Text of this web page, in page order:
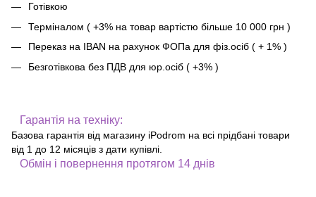
Готівкою
Терміналом ( +3% на товар вартістю більше 10 000 грн )
Переказ на IBAN на рахунок ФОПа для фіз.осіб ( + 1% )
Безготівкова без ПДВ для юр.осіб ( +3% )
Гарантія на техніку:
Базова гарантія від магазину iPodrom на всі прідбані товари
від 1 до 12 місяців з дати купівлі.
Обмін і повернення протягом 14 днів